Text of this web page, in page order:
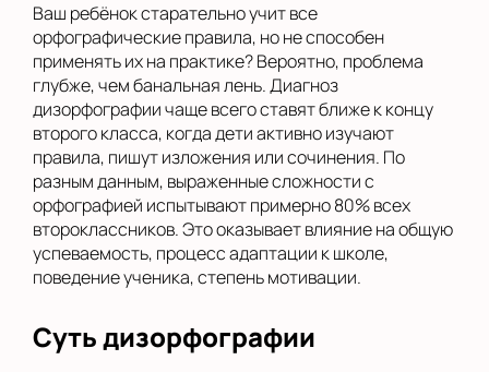
Ваш ребёнок старательно учит все
орфографические правила, но не способен
применять их на практике? Вероятно, проблема
глубже, чем банальная лень. Диагноз
дизорфографии чаще всего ставят ближе к концу
второго класса, когда дети активно изучают
правила, пишут изложения или сочинения. По
разным данным, выраженные сложности с
орфографией испытывают примерно 80% всех
второклассников. Это оказывает влияние на общую
успеваемость, процесс адаптации к школе,
поведение ученика, степень мотивации.
Суть дизорфографии